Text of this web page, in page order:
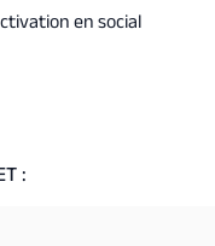
en social
: